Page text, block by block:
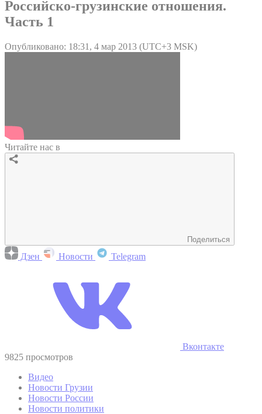
Российско-грузинские отношения.
Часть 1
Опубликовано: 18:31, 4 мар 2013 (UTC+3 MSK)
Читайте нас в
Поделиться
Дзен Новости Telegram
Вконтакте
9825 просмотров
Видео
Новости Грузии
Новости России
Новости политики